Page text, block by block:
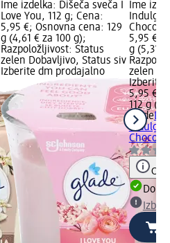
Ime izdelka: Dišeča sveča I
Love You, 112 g; Cena:
5,95 €; Osnovna cena: 129
g (4,61 € za 100 g);
Razpoložljivost: Status
zelen Dobavljivo, Status siv
Izberite dm prodajalno
Ime
5,95 €;
g (5,31 €
zelen
Izberite
5,95 €
112 g
glade